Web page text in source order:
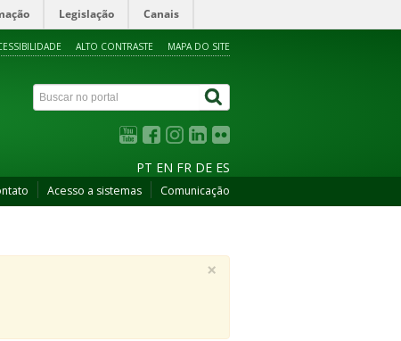
Legislação Canais
ALTO CONTRASTE MAPA DO SITE
PT EN FR DE ES
Acesso a sistemas Comunicação
×